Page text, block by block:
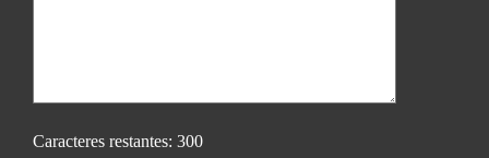
Caracteres restantes: 300